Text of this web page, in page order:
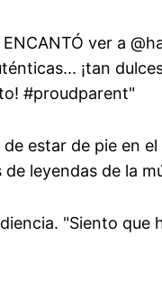
ver a
¡tan
#proudparent"
estar de pie en
leyendas de la
"Siento que